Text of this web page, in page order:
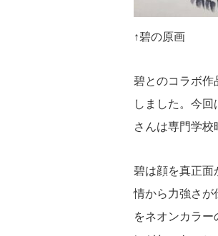
↑碧の原画
碧とのコラボ
しました。今
さんは専門学校
碧は顔を真正
情から力強さ
をネオンカラ